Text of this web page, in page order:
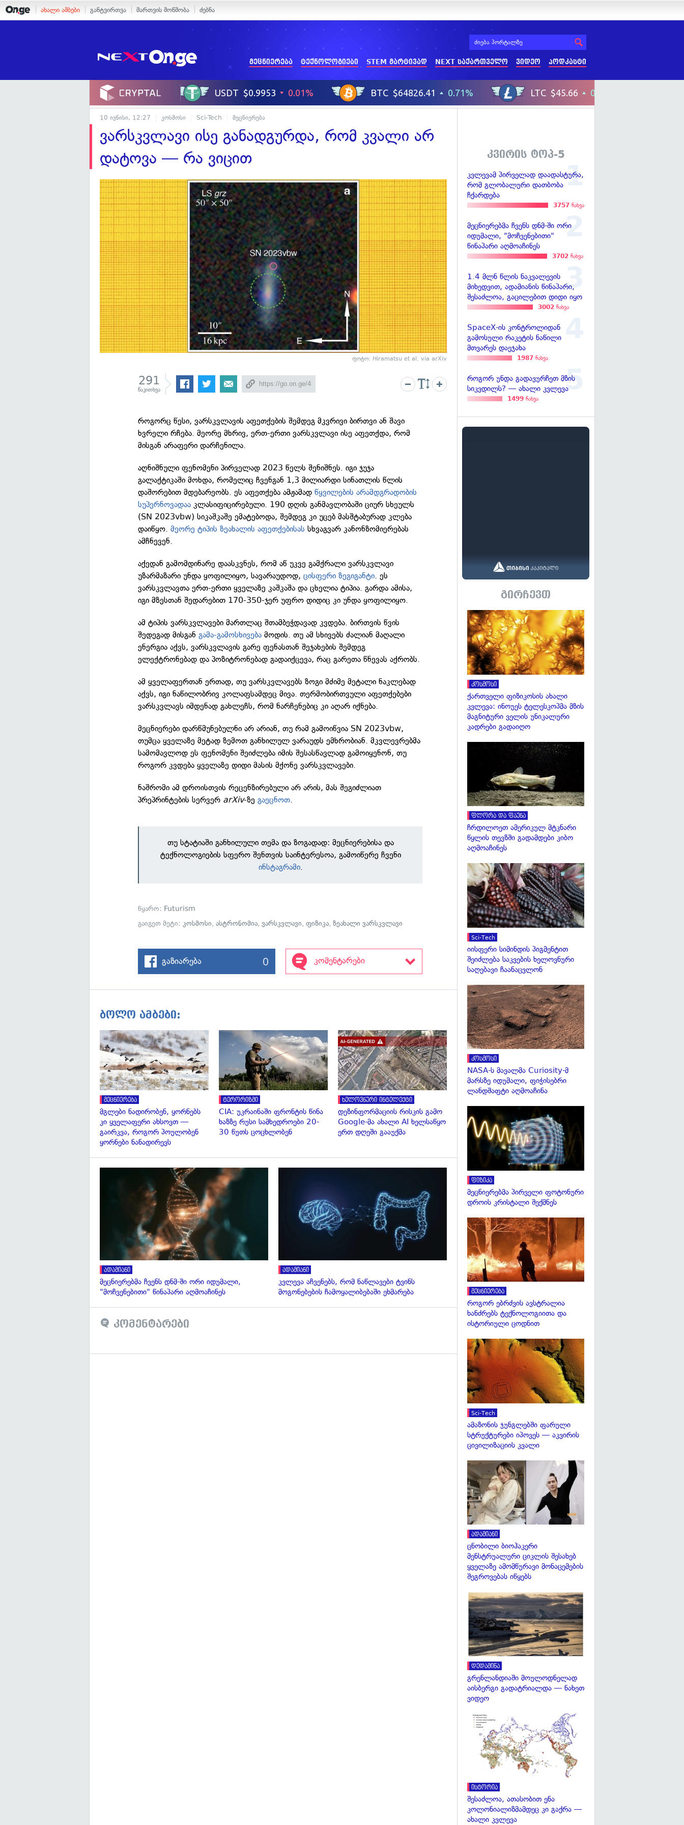
ახალი ამბები განტვირთვა მართვის მოწმობა ძებნა
მეცნიერება ტექნოლოგიები STEM მარტივად NEXT საქართველო ვიდეო პოდკასტი
10 ივნისი, 12:27 კოსმოსი Sci-Tech მეცნიერება
ვარსკვლავი ისე განადგურდა, რომ კვალი არ
დატოვა — რა ვიცით
ფოტო: Hiramatsu et al. via arXiv
291
წაკითხვა
როგორც წესი, ვარსკვლავის აფეთქების შემდეგ მკვრივი ბირთვი ან შავი
ხვრელი რჩება. მეორე მხრივ, ერთ-ერთი ვარსკვლავი ისე აფეთქდა, რომ
მისგან არაფერი დარჩენილა.
აღნიშნული ფენომენი პირველად 2023 წელს შენიშნეს. იგი ჯუჯა
გალაქტიკაში მოხდა, რომელიც ჩვენგან 1,3 მილიარდი სინათლის წლის
დაშორებით მდებარეობს. ეს აფეთქება ამჟამადწყვილების არამდგრადობის
სუპერნოვადაა კლასიფიცირებული. 190 დღის განმავლობაში ციურ სხეულს
(SN 2023vbw) სიკაშკაშე ემატებოდა, შემდეგ კი უცებ მასშტაბურად კლება
დაიწყო.მეორე ტიპის ზეახალის აფეთქებისას სხვაგვარ კანონზომიერებას
ამჩნევენ.
აქედან გამომდინარე დაასკვნეს, რომ აწ უკვე გამქრალი ვარსკვლავი
უზარმაზარი უნდა ყოფილიყო, სავარაუდოდ,ცისფერი ზეგიგანტი. ეს
ვარსკვლავთა ერთ-ერთი ყველაზე კაშკაშა და ცხელია ტიპია. გარდა ამისა,
იგი მზესთან შედარებით 170-350-ჯერ უფრო დიდიც კი უნდა ყოფილიყო.
ამ ტიპის ვარსკვლავები მართლაც შთამბეჭდავად კვდება. ბირთვის წვის
შედეგად მისგანგამა-გამოსხივება მოდის. თუ ამ სხივებს ძალიან მაღალი
ენერგია აქვს, ვარსკვლავის გარე ფენასთან შეჯახების შემდეგ
ელექტრონებად და პოზიტრონებად გადაიქცევა, რაც გარეთა წნევას აქრობს.
ამ ყველაფერთან ერთად, თუ ვარსკვლავებს ზოგი მძიმე მეტალი ნაკლებად
აქვს, იგი ნაწილობრივ კოლაფსამდეც მივა. თერმობირთვული აფეთქებები
ვარსკვლავს იმდენად გახლეჩს, რომ ნარჩენებიც კი აღარ იქნება.
მეცნიერები დარწმუნებულნი არ არიან, თუ რამ გამოიწვია SN 2023vbw,
თუმცა ყველაზე მეტად ზემოთ განხილულ ვარაუდს ემხრობიან. მკვლევრებმა
სამომავლოდ ეს ფენომენი შეიძლება იმის შესასწავლად გამოიყენონ, თუ
როგორ კვდება ყველაზე დიდი მასის მქონე ვარსკვლავები.
ნაშრომი ამ დროისთვის რეცენზირებული არ არის, მას შეგიძლიათ
პრეპრინტების სერვერ arXiv-ზეგაეცნოთ.
თუ სტატიაში განხილული თემა და ზოგადად: მეცნიერებისა და
ტექნოლოგიების სფერო შენთვის საინტერესოა, გამოიწერე ჩვენი
ინსტაგრამი.
წყარო: Futurism
გაიგეთ მეტი:კოსმოსი,ასტრონომია,ვარსკვლავი,ფიზიკა,ზეახალი ვარსკვლავი
გაზიარება 0 კომენტარები
ბოლო ამბები:
მეცნიერება
მგლები ნადირობენ, ყორნებს
კი ყველაფერი ახსოვთ —
გაირკვა, როგორ პოულობენ
ყორნები ნანადირევს
გადახედვა
ტერორიზმი
CIA: უკრაინაში ფრონტის წინა
ხაზზე რუსი სამხედროები 20-
30 წუთს ცოცხლობენ
გადახედვა
ხელოვნური ინტელექტი
დეზინფორმაციის რისკის გამო
Google-მა ახალი AI ხელსაწყო
ერთ დღეში გააუქმა
ადამიანი
მეცნიერებმა ჩვენს დნმ-ში ორი იდუმალი,
"მოჩვენებითი" წინაპარი აღმოაჩინეს
გადახედვა
ადამიანი
კვლევა აჩვენებს, რომ ნაწლავები ტვინს
მოგონებების ჩამოყალიბებაში ეხმარება
კომენტარები
კვირის ტოპ-5
კვლევამ პირველად დაადასტურა,
რომ გლობალური დათბობა
ჩქარდება
3757 ნახვა
მეცნიერებმა ჩვენს დნმ-ში ორი
იდუმალი, "მოჩვენებითი"
წინაპარი აღმოაჩინეს
3702 ნახვა
1.4 მლნ წლის ნაკვალევის
მიხედვით, ადამიანის წინაპარი,
შესაძლოა, გაცილებით დიდი იყო
3002 ნახვა
SpaceX-ის კონტროლიდან
გამოსული რაკეტის ნაწილი
მთვარეს დაეჯახა
1987 ნახვა
როგორ უნდა გადავურჩეთ მზის
სიკვდილს? — ახალი კვლევა
1499 ნახვა
გირჩევთ
კოსმოსი
ქართველი ფიზიკოსის ახალი
კვლევა: ინოუეს ტელესკოპმა მზის
მაგნიტური ველის უნიკალური
კადრები გადაიღო
ფლორა და ფაუნა
ჩრდილოეთ ამერიკულ მტკნარი
წყლის თევზში გადამდები კიბო
აღმოაჩინეს
Sci-Tech
იისფერი სიმინდის პიგმენტით
შეიძლება საკვების ხელოვნური
საღებავი ჩაანაცვლონ
კოსმოსი
NASA-ს მავალმა Curiosity-მ
მარსზე იდუმალი, ფიჭისებრი
ლანდშაფტი აღმოაჩინა
ფიზიკა
მეცნიერებმა პირველი ფოტონური
დროის კრისტალი შექმნეს
მეცნიერება
როგორ ებრძვის ავსტრალია
ხანძრებს ტექნოლოგიითა და
ისტორიული ცოდნით
Sci-Tech
ამაზონის ჯუნგლებში ფარული
სტრუქტურები იპოვეს — აკვირის
ცივილიზაციის კვალი
ადამიანი
ცნობილი ბიოჰაკერი
მენსტრუალური ციკლის შესახებ
ყველაზე ამომწურავი მონაცემების
შეგროვებას იწყებს
დედამიწა
გრენლანდიაში მოულოდნელად
აისბერგი გადატრიალდა — ნახეთ
ვიდეო
ისტორია
შესაძლოა, ათასობით ენა
კოლონიალიზმამდეც კი გაქრა —
ახალი კვლევა